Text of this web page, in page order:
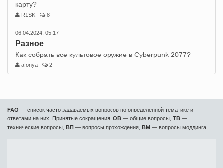
карту?
R1SK 8
06.04.2024, 05:17
Разное
Как собрать все культовое оружие в Cyberpunk 2077?
afonya 2
FAQ — список часто задаваемых вопросов по определенной тематике и
ответами на них. Принятые сокращения: ОВ — общие вопросы, ТВ —
технические вопросы, ВП — вопросы прохождения, ВМ — вопросы моддинга.